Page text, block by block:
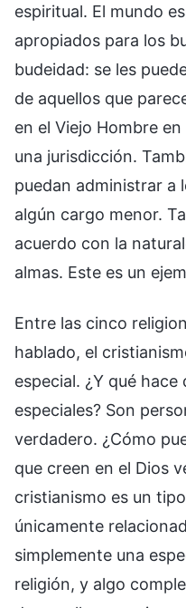
espiritual. El mundo
apropiados para los
budeidad: se les
de aquellos que
en el Viejo Hombre
una jurisdicción.
puedan administrar a
algún cargo menor.
acuerdo con la
almas. Este es un
Entre las cinco
hablado, el
especial. ¿Y qué
especiales? Son
verdadero. ¿Cómo
que creen en el Dios
cristianismo es un
únicamente
simplemente una
religión, y algo